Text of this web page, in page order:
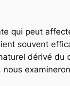
qui peut
souvent
dérivé